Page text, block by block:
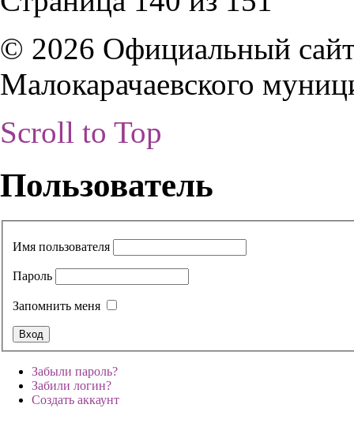
© 2026 Официальный
Малокарачаевского
Scroll to Top
Пользователь
Имя пользователя
Пароль
Запомнить меня
Забыли пароль?
Забили логин?
Создать аккаунт